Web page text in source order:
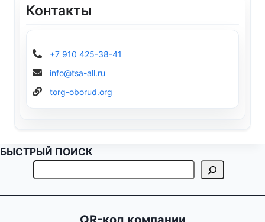
Контакты
+7 910 425-38-41
info@tsa-all.ru
torg-oborud.org
БЫСТРЫЙ ПОИСК